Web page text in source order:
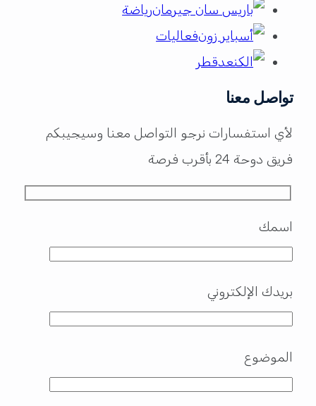
رياضة
فعاليات
قطر
تواصل معنا
لأي استفسارات نرجو التواصل معنا وسيجيبكم
فريق دوحة 24 بأقرب فرصة
اسمك
بريدك الإلكتروني
الموضوع